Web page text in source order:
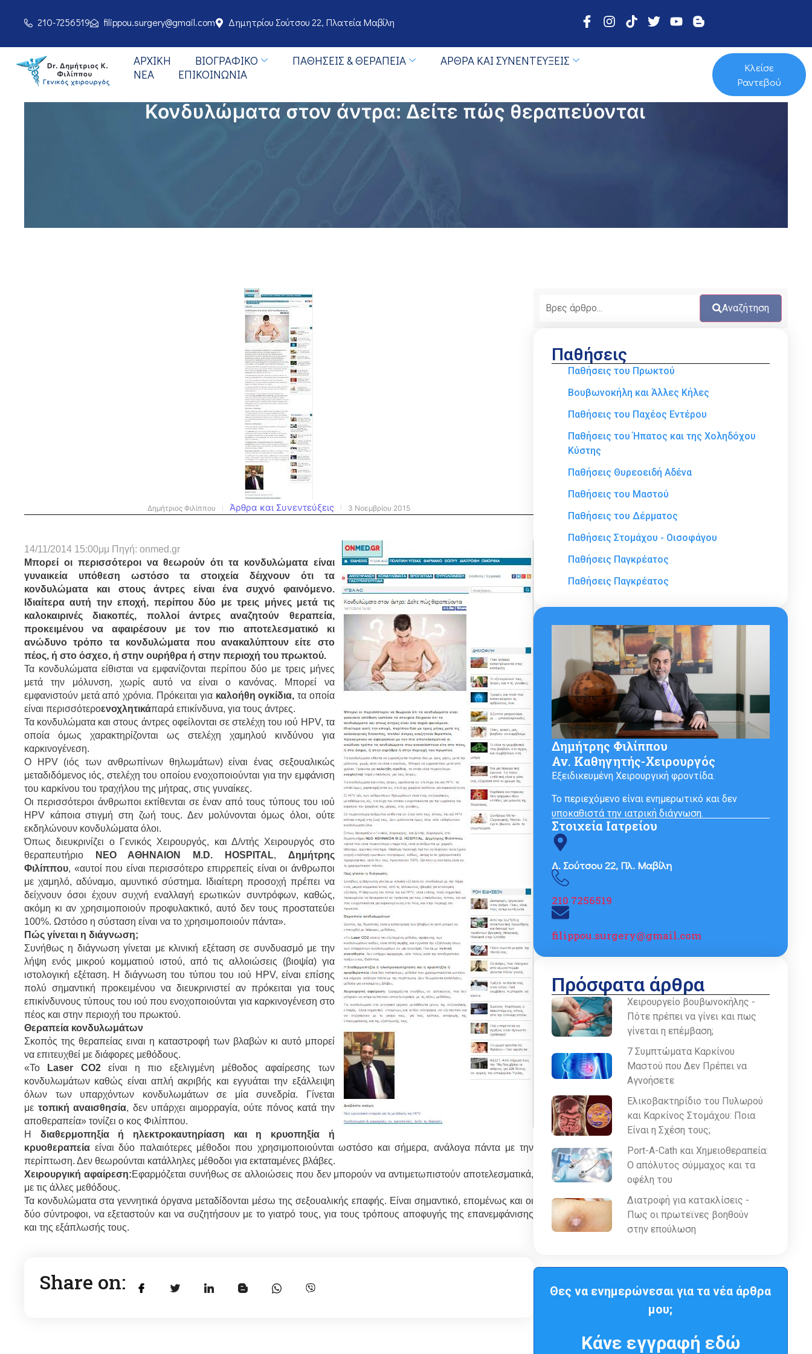
210-7256519 filippou.surgery@gmail.com Δημητρίου Σούτσου 22, Πλατεία Μαβίλη
ΑΡΧΙΚΉ BΙΟΓΡΑΦΙΚΌ ΠΑΘΉΣΕΙΣ & ΘΕΡΑΠΕΊΑ
ΆΡΘΡΑ ΚΑΙ ΣΥΝΕΝΤΕΎΞΕΙΣ
ΝΈΑ
ΕΠΙΚΟΙΝΩΝΊΑ
Κλείσε
Ραντεβού
Κονδυλώματα στον άντρα: Δείτε πώς θεραπεύονται
Δημήτριος Φιλίππου Άρθρα και Συνεντεύξεις 3 Νοεμβρίου 2015
14/11/2014 15:00μμ Πηγή: onmed.gr
Μπορεί οι περισσότεροι να θεωρούν ότι τα κονδυλώματα είναι
γυναικεία υπόθεση ωστόσο τα στοιχεία δέιχνουν ότι τα
κονδυλώματα
και στους άντρες είναι ένα συχνό φαινόμενο.
Ιδιαίτερα αυτή την εποχή, περίπου δύο με τρεις μήνες μετά τις
καλοκαιρινές διακοπές, πολλοί άντρες αναζητούν θεραπεία,
προκειμένου να αφαιρέσουν με τον πιο αποτελεσματικό κι
ανώδυνο τρόπο τα κονδυλώματα που ανακαλύπτουν είτε στο
πέος, ή στο όσχεο, ή στην ουρήθρα ή στην περιοχή του πρωκτού.
Τα κονδυλώματα είθισται να εμφανίζονται περίπου δύο με τρεις μήνες
μετά την μόλυνση, χωρίς αυτό να είναι ο κανόνας. Μπορεί να
εμφανιστούν μετά από χρόνια. Πρόκειται για καλοήθη ογκίδια, τα οποία
είναι περισσότεροενοχλητικάπαρά επικίνδυνα, για τους άντρες.
Τα κονδυλώματα και στους άντρες οφείλονται σε στελέχη του ιού HPV, τα
οποία όμως χαρακτηρίζονται ως στελέχη χαμηλού κινδύνου για
καρκινογένεση.
Ο HPV (ιός των ανθρωπίνων θηλωμάτων) είναι ένας σεξουαλικώς
μεταδιδόμενος ιός, στελέχη του οποίου ενοχοποιούνται για την εμφάνιση
του καρκίνου του τραχήλου της μήτρας, στις γυναίκες.
Οι περισσότεροι άνθρωποι εκτίθενται σε έναν από τους τύπους του ιού
HPV κάποια στιγμή στη ζωή τους. Δεν μολύνονται όμως όλοι, ούτε
εκδηλώνουν κονδυλώματα όλοι.
Όπως διευκρινίζει ο Γενικός Χειρουργός, και Δ/ντής Χειρουργός στο
θεραπευτήριο
ΝΕΟ ΑΘΗΝΑΙΟΝ M.D. HOSPITAL, Δημήτρης
Φιλίππου, «αυτοί που είναι περισσότερο επιρρεπείς είναι οι άνθρωποι
με χαμηλό, αδύναμο, αμυντικό σύστημα. Ιδιαίτερη προσοχή πρέπει να
δείχνουν όσοι έχουν συχνή εναλλαγή ερωτικών συντρόφων, καθώς,
ακόμη κι αν χρησιμοποιούν προφυλακτικό, αυτό δεν τους προστατεύει
100%. Ωστόσο η σύσταση είναι να το χρησιμοποιούν πάντα».
Πώς γίνεται η διάγνωση;
Συνήθως η διάγνωση γίνεται με κλινική εξέταση σε συνδυασμό με την
λήψη ενός μικρού κομματιού ιστού, από τις αλλοιώσεις (βιοψία) για
ιστολογική εξέταση. Η διάγνωση του τύπου του ιού HPV, είναι επίσης
πολύ σημαντική προκειμένου να διευκρινιστεί αν πρόκειται για τους
επικίνδυνους τύπους του ιού που ενοχοποιούνται για καρκινογένεση στο
πέος και στην περιοχή του πρωκτού.
Θεραπεία κονδυλωμάτων
Σκοπός της θεραπείας ειναι η καταστροφή των βλαβών κι αυτό μπορεί
να επιτευχθεί με διάφορες μεθόδους.
«Το
Laser CO2
είναι η πιο εξελιγμένη μέθοδος αφαίρεσης των
κονδυλωμάτων καθώς είναι απλή ακριβής και εγγυάται την εξάλλειψη
όλων των υπαρχόντων κονδυλωμάτων σε μία συνεδρία. Γίνεται
με τοπική αναισθησία, δεν υπάρχει αιμορραγία, ούτε πόνος κατά την
αποθεραπεία» τονίζει ο κος Φιλίππου.
Η
διαθερμοπηξία ή ηλεκτροκαυτηρίαση και η κρυοπηξία ή
κρυοθεραπεία είναι δύο παλαιότερες μέθοδοι που χρησιμοποιούνται ωστόσο και σήμερα, ανάλογα πάντα με την
περίπτωση. Δεν θεωρούνται κατάλληλες μέθοδοι για εκταταμένες βλάβες.
Χειρουργική αφαίρεση:Εφαρμόζεται συνήθως σε αλλοιώσεις που δεν μπορούν να αντιμετωπιστούν αποτελεσματικά,
με τις άλλες μεθόδους.
Τα κονδυλώματα στα γεννητικά όργανα μεταδίδονται μέσω της σεξουαλικής επαφής. Είναι σημαντικό, επομένως και οι
δύο σύντροφοι, να εξεταστούν και να συζητήσουν με το γιατρό τους, για τους τρόπους αποφυγής της επανεμφάνισης
και της εξάπλωσής τους.
Share on:
Αναζήτηση
Παθήσεις
Παθήσεις του Πρωκτού
Βουβωνοκήλη και Άλλες Κήλες
Παθήσεις του Παχέος Εντέρου
Παθήσεις του Ήπατος και της Χοληδόχου
Κύστης
Παθήσεις Θυρεοειδή Αδένα
Παθήσεις του Μαστού
Παθήσεις του Δέρματος
Παθήσεις Στομάχου - Οισοφάγου
Παθήσεις Παγκρέατος
Παθήσεις Παγκρέατος
Δημήτρης Φιλίππου
Αν. Καθηγητής-Χειρουργός
Εξειδικευμένη Χειρουργική φροντίδα.
Το περιεχόμενο είναι ενημερωτικό και δεν
υποκαθιστά την ιατρική διάγνωση.
Στοιχεία Ιατρείου
Δ. Σούτσου 22, Πλ. Μαβίλη
210 7256519
filippou.surgery@gmail.com
Πρόσφατα άρθρα
Χειρουργείο βουβωνοκήλης -
Πότε πρέπει να γίνει και πως
γίνεται η επέμβαση;
7 Συμπτώματα Καρκίνου
Μαστού που Δεν Πρέπει να
Αγνοήσετε
Ελικοβακτηρίδιο του Πυλωρού
και Καρκίνος Στομάχου: Ποια
Είναι η Σχέση τους;
Port-A-Cath και Χημειοθεραπεία:
Ο απόλυτος σύμμαχος και τα
οφέλη του
Διατροφή για κατακλίσεις -
Πως οι πρωτεϊνες βοηθούν
στην επούλωση
Θες να ενημερώνεσαι για τα νέα άρθρα
μου;
Κάνε εγγραφή εδώ